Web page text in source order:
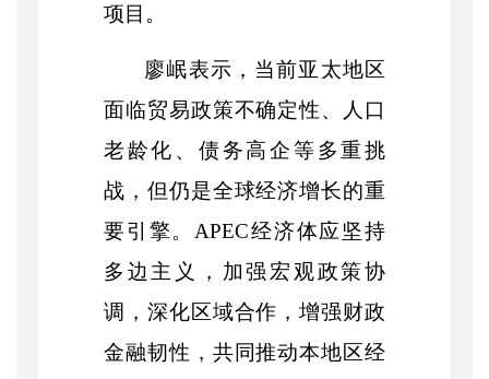
项目。
廖岷表示，当前亚太地区
面临贸易政策不确定性、人口
老龄化、债务高企等多重挑
战，但仍是全球经济增长的重
要引擎。 APEC经济体应坚持
多边主义，加强宏观政策协
调，深化区域合作，增强财政
金融韧性，共同推动本地区经